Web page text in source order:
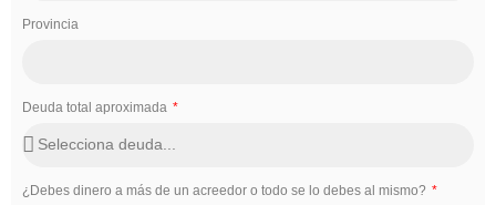
Provincia
Deuda total aproximada
¿Debes dinero a más de un acreedor o todo se lo debes al mismo?